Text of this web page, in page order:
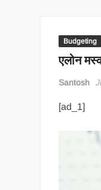
Budgeting
एलोन
Santosh
[ad_1]